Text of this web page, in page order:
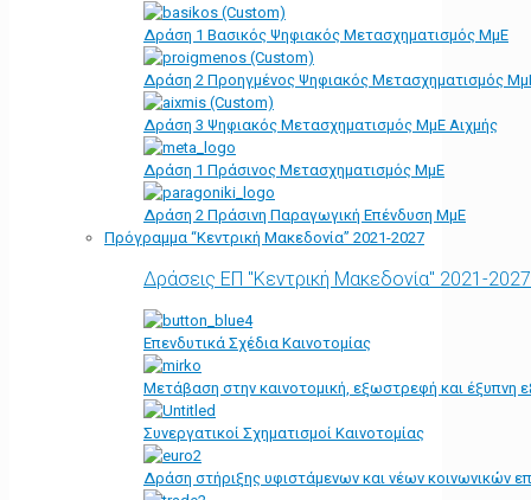
Δράση 1 Βασικός Ψηφιακός Μετασχηματισμός ΜμΕ
Δράση 2 Προηγμένος Ψηφιακός Μετασχηματισμός
Δράση 3 Ψηφιακός Μετασχηματισμός ΜμΕ Αιχμής
Δράση 1 Πράσινος Μετασχηματισμός ΜμΕ
Δράση 2 Πράσινη Παραγωγική Επένδυση ΜμΕ
Πρόγραμμα “Κεντρική Μακεδονία” 2021-2027
Δράσεις ΕΠ "Κεντρική Μακεδονία" 2021-2027
Επενδυτικά Σχέδια Καινοτομίας
Μετάβαση στην καινοτομική, εξωστρεφή και έξυπνη
Συνεργατικοί Σχηματισμοί Καινοτομίας
Δράση στήριξης υφιστάμενων και νέων κοινωνικών